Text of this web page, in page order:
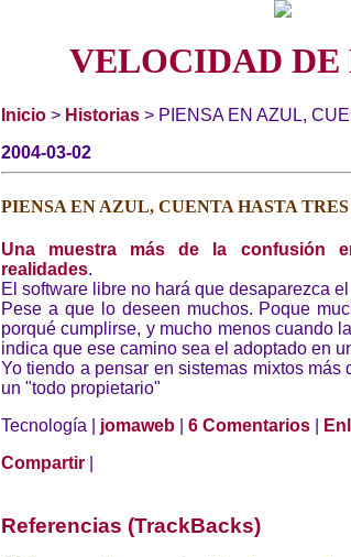
VELOCIDAD DE
Inicio > Historias > PIENSA EN AZUL,
2004-03-02
PIENSA EN AZUL, CUENTA HASTA TRES
Una muestra más de la confusión
realidades.
El software libre no hará que desaparezca
Pese a que lo deseen muchos. Poque
porqué cumplirse, y mucho menos cuando
indica que ese camino sea el adoptado en
Yo tiendo a pensar en sistemas mixtos más
un "todo propietario"
Tecnología | jomaweb 6 Comentarios
Compartir
Referencias (TrackBacks)